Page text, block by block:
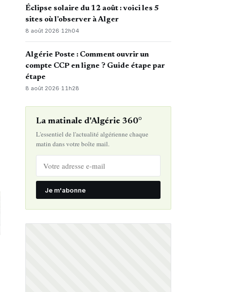
Éclipse solaire du 12 août : voici les 5
sites où l’observer à Alger
8 août 2026·12h04
Algérie Poste : Comment ouvrir un
compte CCP en ligne ? Guide étape par
étape
8 août 2026· 11h28
La matinale d'Algérie 360°
L'essentiel de l'actualité algérienne chaque
matin dans votre boîte mail.
Je m'abonne